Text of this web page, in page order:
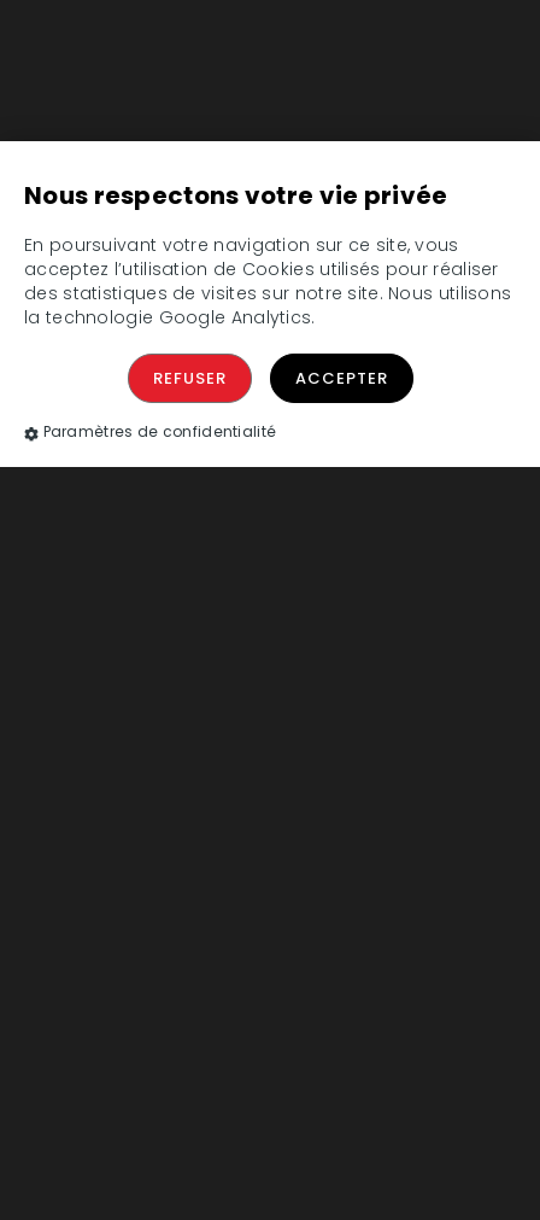
Réservez vos places PMR
Nous respectons votre vie privée
En poursuivant votre navigation sur ce site, vous
acceptez l’utilisation de Cookies utilisés pour réaliser
des statistiques de visites sur notre site. Nous utilisons
la technologie Google Analytics.
REFUSER ACCEPTER
Paramètres de confidentialité